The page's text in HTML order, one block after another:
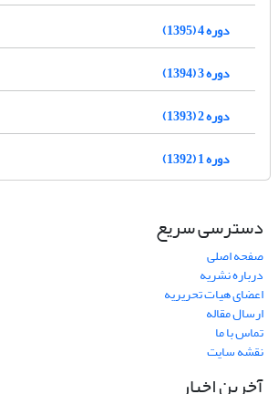
دوره 4 (1395)
دوره 3 (1394)
دوره 2 (1393)
دوره 1 (1392)
دسترسی سریع
صفحه اصلی
درباره نشریه
اعضای هیات تحریریه
ارسال مقاله
تماس با ما
نقشه سایت
آخرین اخبار